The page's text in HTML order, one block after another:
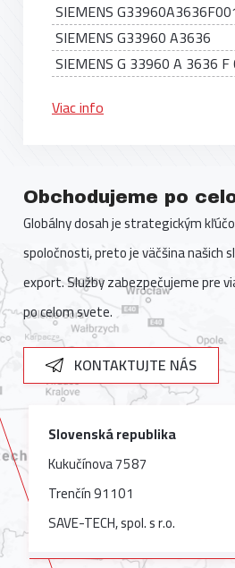
SIEMENS
SIEMENS G33960 A3636
SIEMENS G 33960 A 3636
Viac info
Obchodujeme po
Globálny dosah je strategickým
spoločnosti, preto je väčšina našich
export. Služby zabezpečujeme pre
po celom svete.
KONTAKTUJTE NÁS
Slovenská republika
Kukučínova 7587
Trenčín 91101
SAVE-TECH, spol. s r.o.